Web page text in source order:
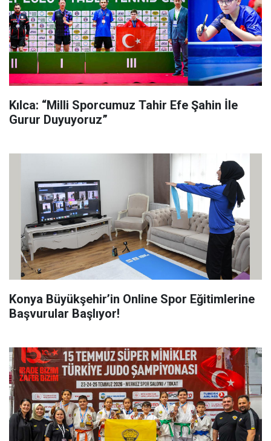
Kılca: “Milli Sporcumuz Tahir Efe Şahin İle
Gurur Duyuyoruz”
Konya Büyükşehir’in Online Spor Eğitimlerine
Başvurular Başlıyor!